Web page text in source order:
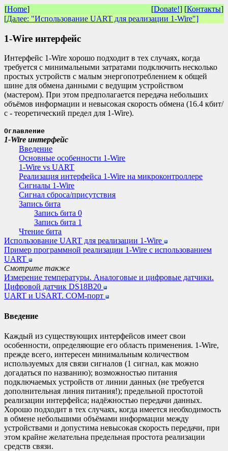
[Home] [Donate!] [Контакты]
[Далее: "Использование UART для реализации 1-Wire"]
1-Wire интерфейс
Интерфейс 1-Wire хорошо подходит в тех случаях, когда
требуется с минимальными затратами подключить несколько
простых устройств с малым энергопотреблением к общей
шине для обмена данными с ведущим устройством
(мастером). При этом предполагается передача небольших
объёмов информации и невысокая скорость обмена (16.4 кбит/
с - теоретический предел для 1-Wire).
Оглавление
1-Wire интерфейс
Введение
Основные особенности 1-Wire
1-Wire vs UART
Реализация интерфейса 1-Wire на микроконтроллере
Сигналы 1-Wire
Сигнал сброса/присутствия
Запись бита
Запись бита 0
Запись бита 1
Чтение бита
Использование UART для реализации 1-Wire
Пример программной реализации 1-Wire с использованием
UART
Смотрите также
Измерение температуры. Аналоговые и цифровые датчики.
Цифровой датчик DS18B20
UART и USART. COM-порт
Введение
Каждый из существующих интерфейсов имеет свои
особенности, определяющие его область применения. 1-Wire,
прежде всего, интересен минимальным количеством
используемых для связи сигналов (1 сигнал, как можно
догадаться по названию); возможностью питания
подключаемых устройств от линии данных (не требуется
дополнительная линия питания!); предельной простотой
реализации интерфейса; надёжностью передачи данных.
Хорошо подходит в тех случаях, когда имеется необходимость
в обмене небольшими объёмами информации между
устройствами и допустима невысокая скорость передачи, при
этом крайне желательна предельная простота реализации
средств связи.